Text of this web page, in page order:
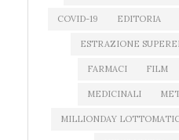
COVID-19 EDITORIA
ESTRAZIONE
FARMACI FILM
MEDICINALI
MILLIONDAY